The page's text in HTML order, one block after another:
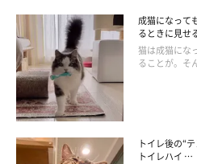
猫の暮らす環境が変化することに
ニキビができてしまうことがありま
環境の変化の例をあげると……
引っ越し
成猫になって
るときに見せ
猫は成猫にな
ることが。そ
トイレ後の“
トイレハイ …